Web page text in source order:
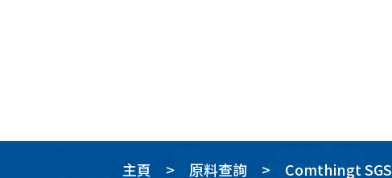
主頁 原料查詢 Comthingt SGS